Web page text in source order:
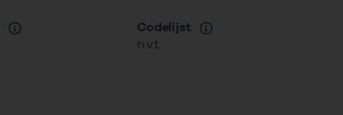
Codelijst
n.v.t.